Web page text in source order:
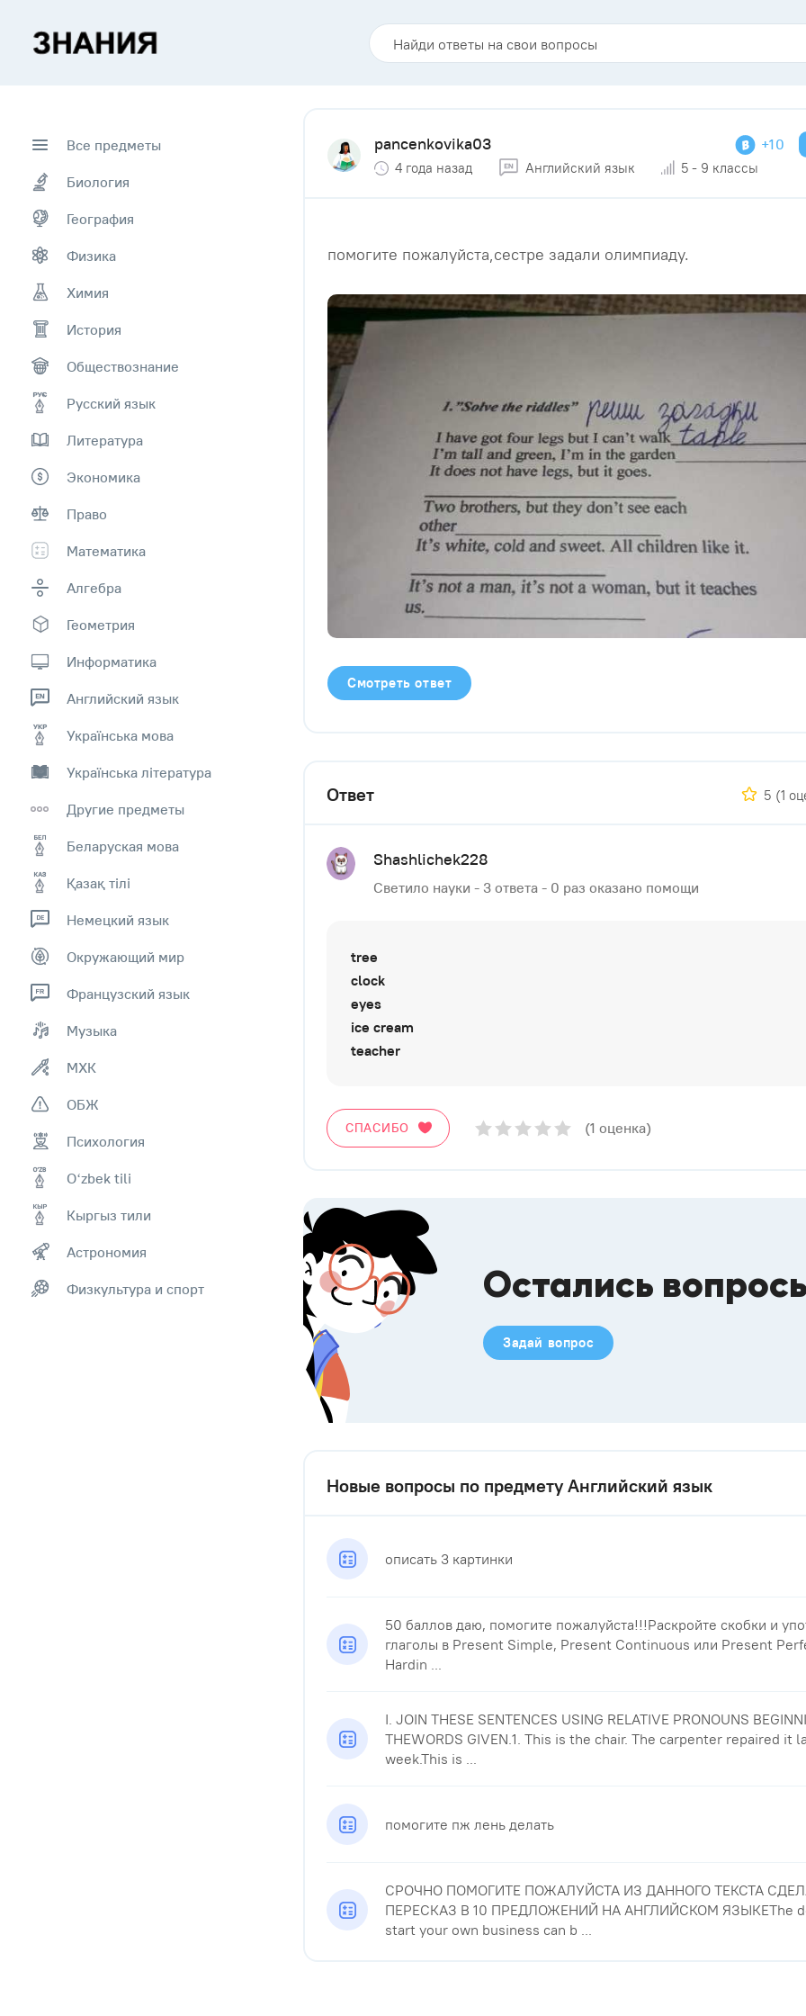
Все предметы
Биология
География
Физика
Химия
История
Обществознание
Русский язык
Литература
Экономика
Право
Математика
Алгебра
Геометрия
Информатика
Английский язык
Українська мова
Українська література
Другие предметы
Беларуская мова
Қазақ тiлi
Немецкий язык
Окружающий мир
Французский язык
Музыка
МХК
ОБЖ
Психология
Оʻzbek tili
Кыргыз тили
Астрономия
Физкультура и спорт
pancenkovika03 +10
4 года назад Английский язык 5 - 9 классы
помогите пожалуйста,сестре задали олимпиаду.​
Смотреть ответ
Ответ 5 (1
Shashlichek228
Светило науки - 3 ответа - 0 раз оказано помощи
tree
clock
eyes
ice cream
teacher
СПАСИБО (1 оценка)
Остались
Задай вопрос
Новые вопросы по предмету Английский язык
описать 3 картинки
50 баллов даю, помогите пожалуйста!!!Раскройте скобки и
глаголы в Present Simple, Present Continuous или Present
Hardin ...
I. JOIN THESE SENTENCES USING RELATIVE PRONOUNS
THEWORDS GIVEN.1. This is the chair. The carpenter repaired it
week.This is ...
помогите пж лень делать
СРОЧНО ПОМОГИТЕ ПОЖАЛУЙСТА ИЗ ДАННОГО ТЕКСТА
ПЕРЕСКАЗ В 10 ПРЕДЛОЖЕНИЙ НА АНГЛИЙСКОМ ЯЗЫКЕThe
start your own business can b ...